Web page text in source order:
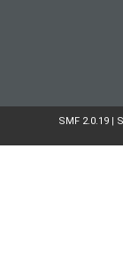
SMF 2.0.19|